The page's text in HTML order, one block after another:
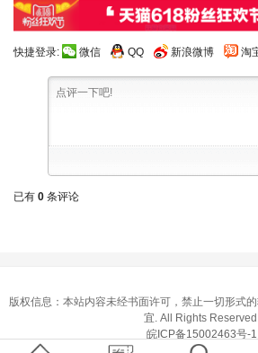
快捷登录: 微信 QQ 新浪微博 淘
已有 0 条评论
版权信息：本站内容未经书面许可，禁止一切形式
宜 . All Rights Reserved.
皖ICP备15002463号-1